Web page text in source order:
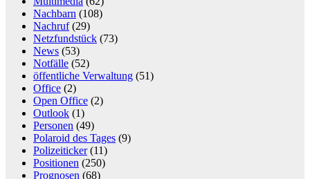
Nachbarn (108)
Nachruf(29)
Netzfundstück (73)
News (53)
Notfälle (52)
öffentliche Verwaltung (51)
Office (2)
Open Office (2)
Outlook (1)
Personen (49)
Polaroid des Tages (9)
Polizeiticker(11)
Positionen (250)
Prognosen (68)